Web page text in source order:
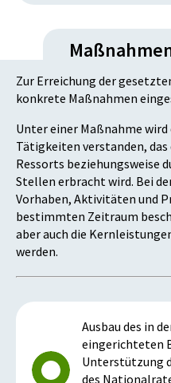
Zur Erreichung der
konkrete Maßnahmen
Unter einer Maßnahme
Tätigkeiten verstanden,
Ressorts beziehungsweise
Stellen erbracht wird. Bei
Vorhaben, Aktivitäten und
bestimmten Zeitraum
aber auch die
werden.
Ausbau des in
eingerichteten
Unterstützung
des